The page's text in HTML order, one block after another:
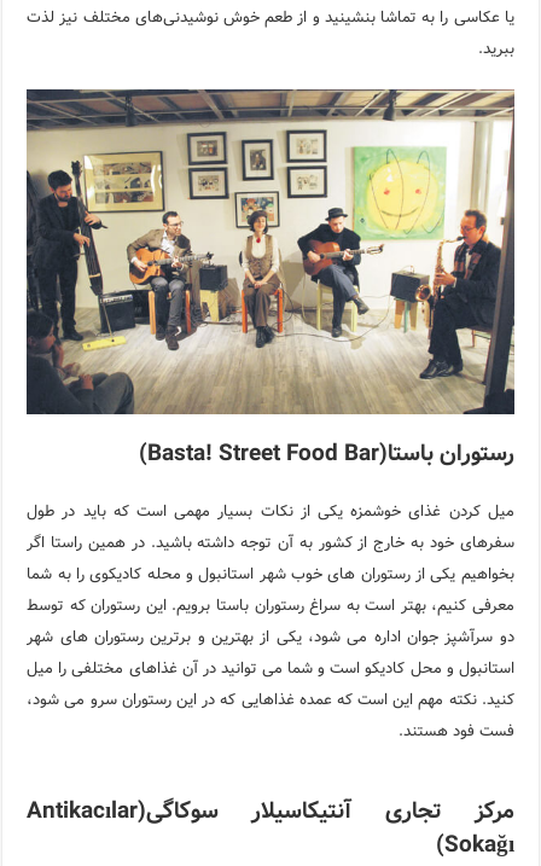
یا عکاسی را به تماشا بنشینید و از طعم خوش نوشیدنی‌های مختلف نیز لذت
ببرید.
رستوران باستا(Basta! Street Food Bar)
میل کردن غذای خوشمزه یکی از نکات بسیار مهمی است که باید در طول
سفرهای خود به خارج از کشور به آن توجه داشته باشید. در همین راستا اگر
بخواهیم یکی از رستوران های خوب شهر استانبول و محله کادیکوی را به شما
معرفی کنیم، بهتر است به سراغ رستوران باستا برویم. این رستوران که توسط
دو سرآشپز جوان اداره می شود، یکی از بهترین و برترین رستوران های شهر
استانبول و محل کادیکو است و شما می توانید در آن غذاهای مختلفی را میل
کنید. نکته مهم این است که عمده غذاهایی که در این رستوران سرو می شود،
فست فود هستند.
مرکز تجاری آنتیکاسیلار سوکاگی(Antikacılar
Sokağı)